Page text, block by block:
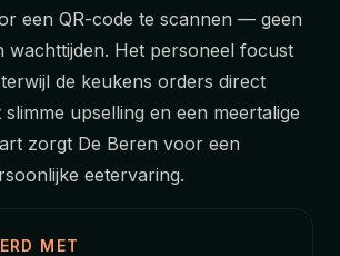
een QR-code te scannen — geen
wachttijden. Het personeel focust
de keukens orders direct
upselling en een meertalige
zorgt De Beren voor een
eetervaring.
MET